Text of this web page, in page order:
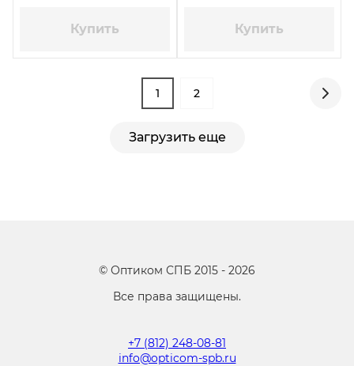
Купить Купить
1 2
Загрузить еще
© Оптиком СПБ 2015 - 2026
Все права защищены.
+7 (812) 248-08-81
info@opticom-spb.ru